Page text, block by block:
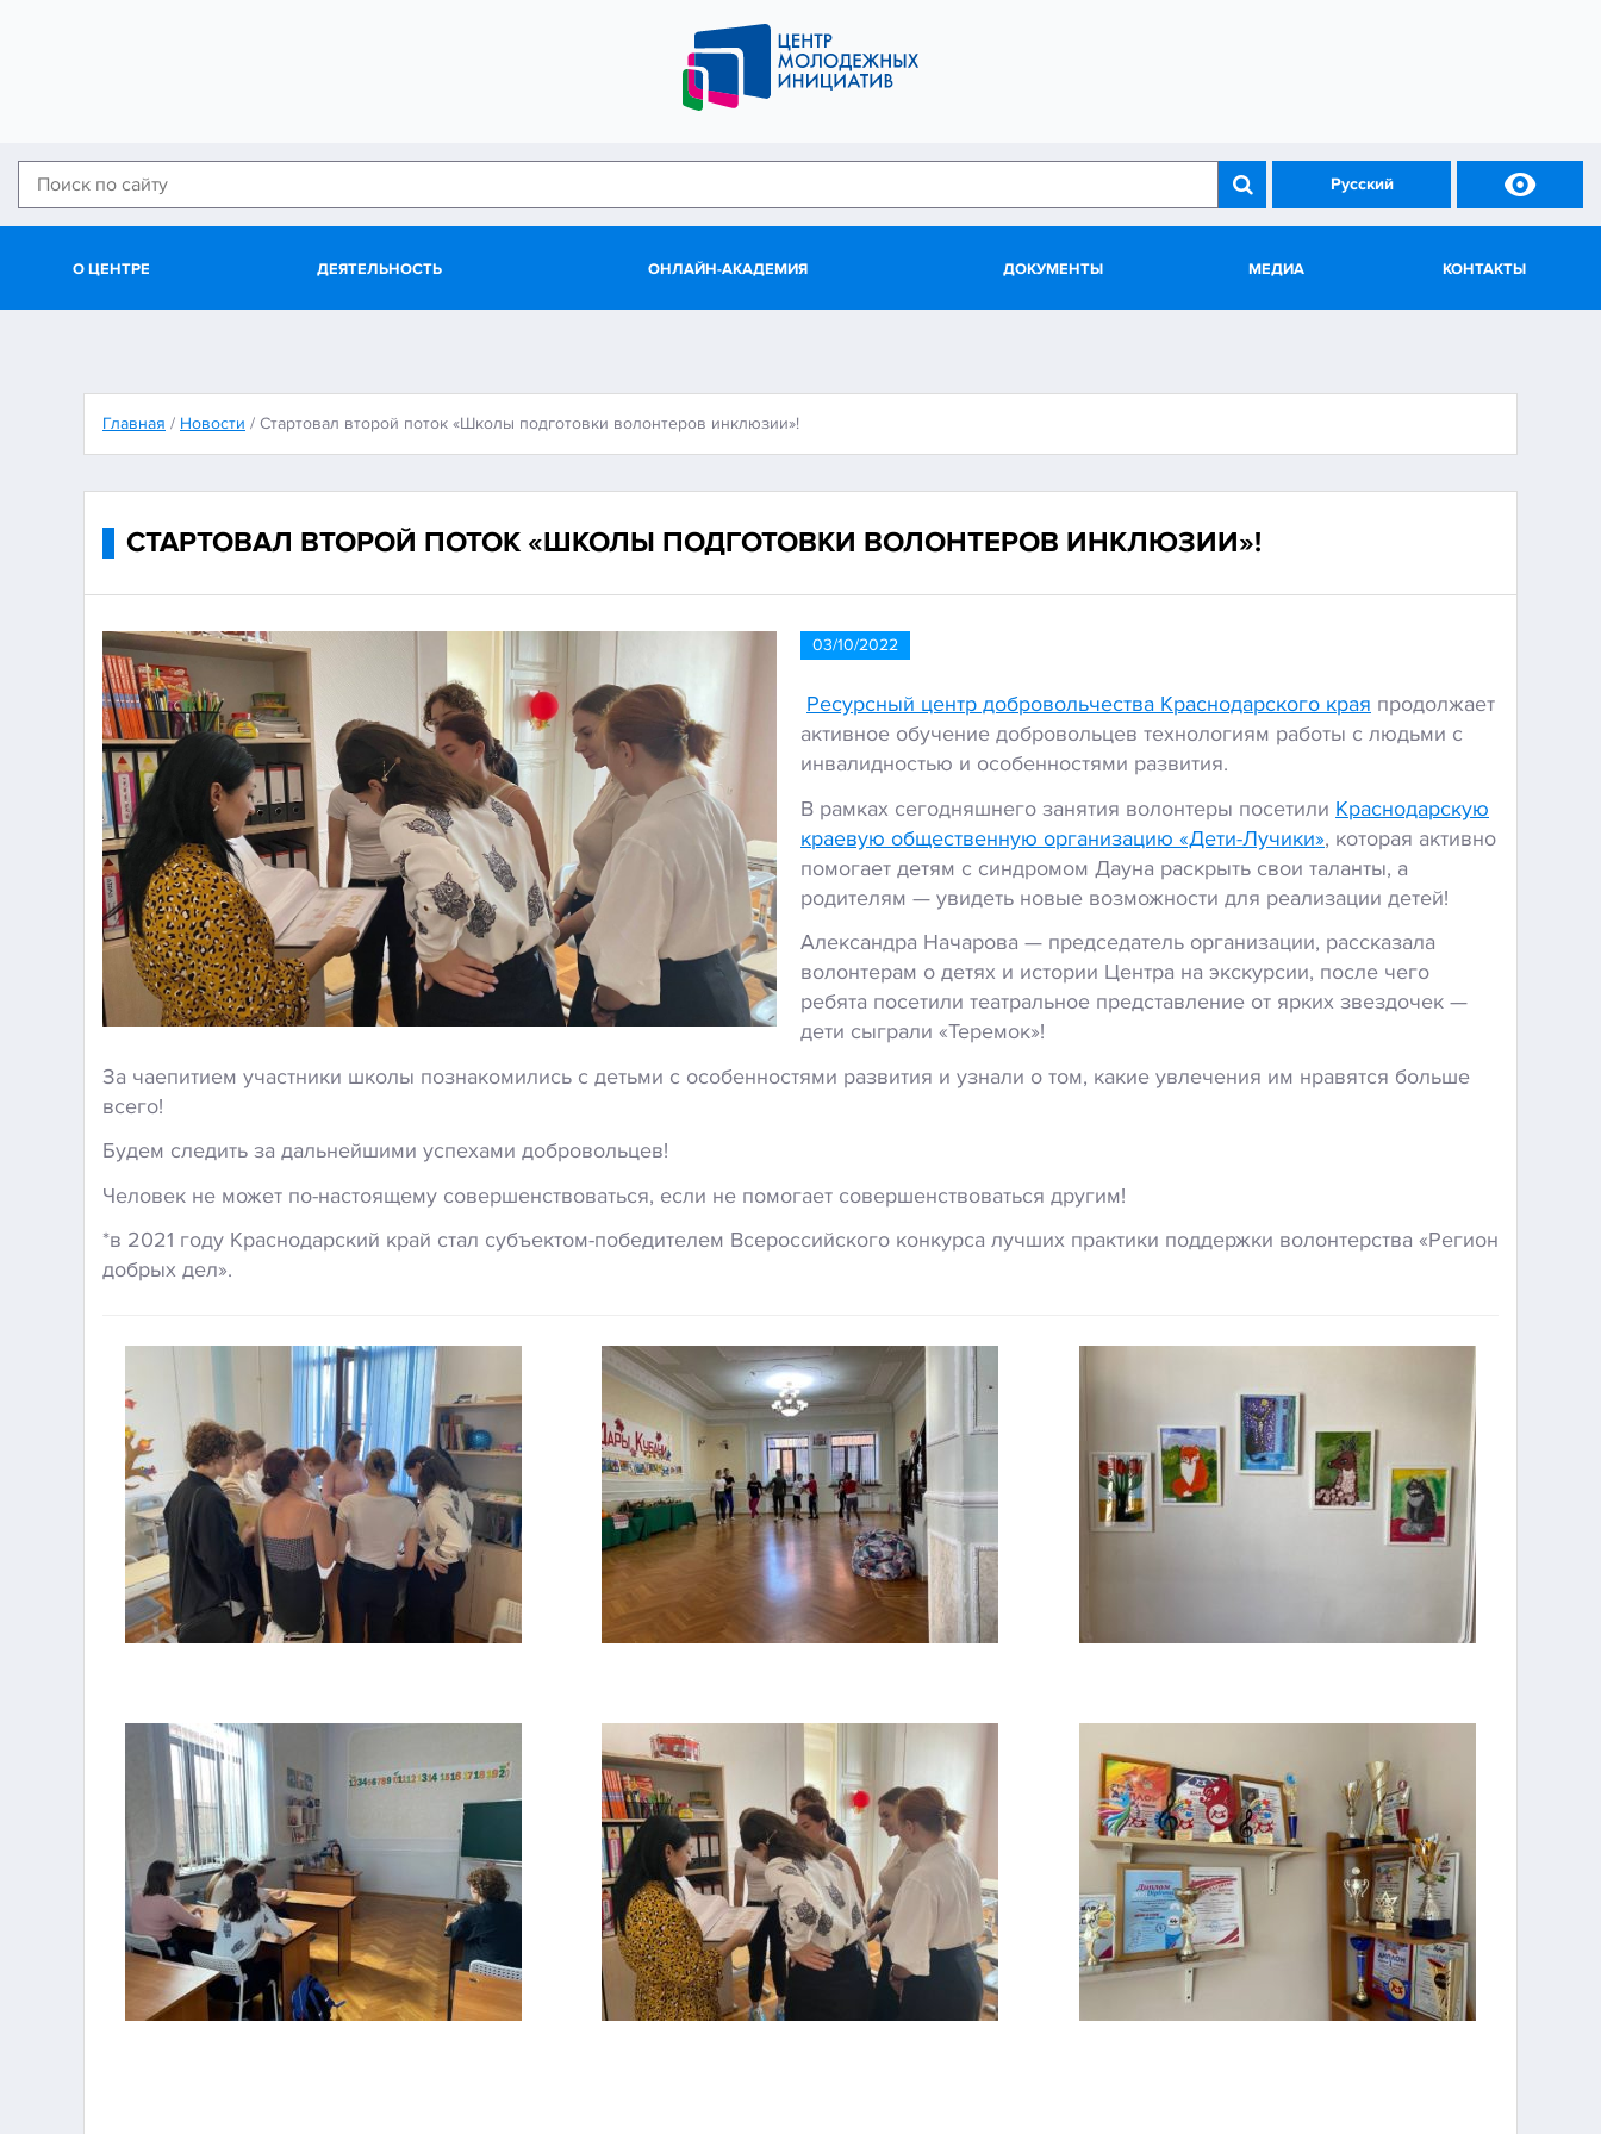
Русский 
О ЦЕНТРЕ ДЕЯТЕЛЬНОСТЬ ОНЛАЙН-АКАДЕМИЯ ДОКУМЕНТЫ МЕДИА КОНТАКТЫ
Главная / Новости / Стартовал второй поток «Школы подготовки волонтеров инклюзии»!
СТАРТОВАЛ ВТОРОЙ ПОТОК «ШКОЛЫ ПОДГОТОВКИ ВОЛОНТЕРОВ ИНКЛЮЗИИ»!
03/10/2022
Ресурсный центр добровольчества Краснодарского края продолжает
активное обучение добровольцев технологиям работы с людьми с
инвалидностью и особенностями развития.
В рамках сегодняшнего занятия волонтеры посетили Краснодарскую
краевую общественную организацию «Дети-Лучики», которая активно
помогает детям с синдромом Дауна раскрыть свои таланты, а
родителям — увидеть новые возможности для реализации детей!
Александра Начарова — председатель организации, рассказала
волонтерам о детях и истории Центра на экскурсии, после чего
ребята посетили театральное представление от ярких звездочек —
дети сыграли «Теремок»!
За чаепитием участники школы познакомились с детьми с особенностями развития и узнали о том, какие увлечения им нравятся больше
всего!
Будем следить за дальнейшими успехами добровольцев!
Человек не может по-настоящему совершенствоваться, если не помогает совершенствоваться другим!
*в 2021 году Краснодарский край стал субъектом-победителем Всероссийского конкурса лучших практики поддержки волонтерства «Регион
добрых дел».